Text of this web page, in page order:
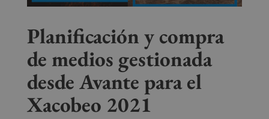
Planificación y compra
de medios gestionada
desde Avante para el
Xacobeo 2021